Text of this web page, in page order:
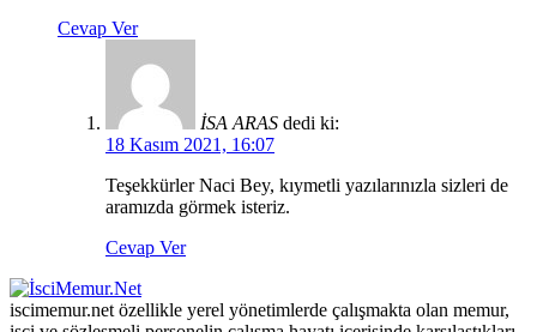
Cevap Ver
İSA ARAS dedi ki:
18 Kasım 2021, 16:07
Teşekkürler Naci Bey, kıymetli yazılarınızla sizleri de
aramızda görmek isteriz.
Cevap Ver
iscimemur.net özellikle yerel yönetimlerde çalışmakta olan memur,